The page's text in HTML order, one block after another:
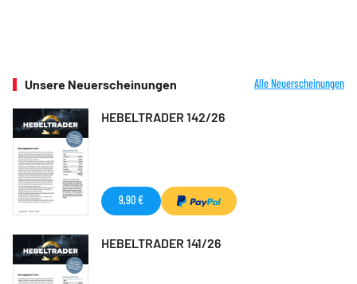
Unsere Neuerscheinungen Alle Neuerscheinungen
HEBELTRADER 142/26
9,90 €
HEBELTRADER 141/26